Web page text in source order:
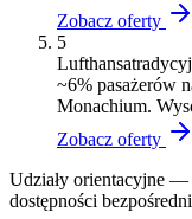
Zobacz oferty
5
Lufthansa
~6% pasażerów
Monachium.
Zobacz oferty
Udziały orientacyjne —
dostępności